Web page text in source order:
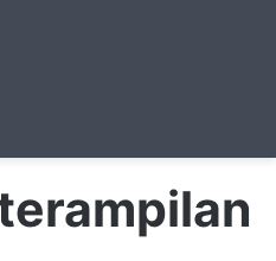
for